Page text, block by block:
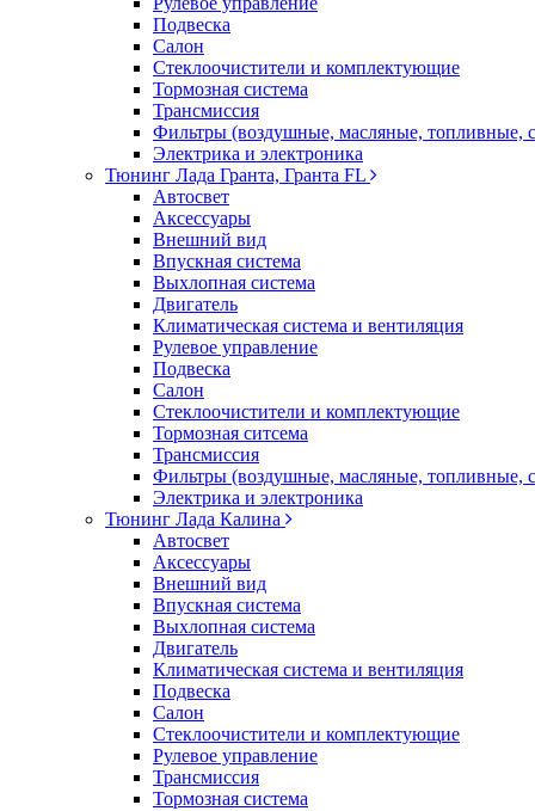
Подвеска
Салон
Стеклоочистители и комплектующие
Тормозная система
Трансмиссия
Фильтры (воздушные, масляные, топливные,
Электрика и электроника
Тюнинг Лада Гранта, Гранта FL
Автосвет
Аксессуары
Внешний вид
Впускная система
Выхлопная система
Двигатель
Климатическая система и вентиляция
Рулевое управление
Подвеска
Салон
Стеклоочистители и комплектующие
Тормозная ситсема
Трансмиссия
Фильтры (воздушные, масляные, топливные,
Электрика и электроника
Тюнинг Лада Калина
Автосвет
Аксессуары
Внешний вид
Впускная система
Выхлопная система
Двигатель
Климатическая система и вентиляция
Подвеска
Салон
Стеклоочистители и комплектующие
Рулевое управление
Трансмиссия
Тормозная система